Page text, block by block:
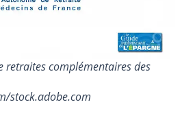
retraites complémentaires des
stock.adobe.com